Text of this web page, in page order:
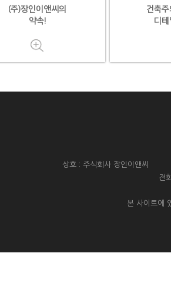
(주)장인이앤씨의
약속!
건축
디
상호 : 주식회사 장인이앤
전
본 사이트에